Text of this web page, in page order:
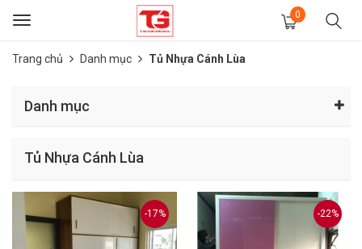
Toggle
0
Trang chủ Danh mục Tủ Nhựa Cánh Lùa
Danh mục
Tủ Nhựa Cánh Lùa
-17% -22%